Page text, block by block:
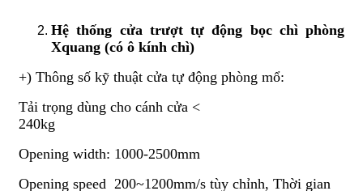
Hệ thống cửa trượt tự động bọc chì phòng
Xquang (có ô kính chì)
+) Thông số kỹ thuật cửa tự động phòng mổ:
Tải trọng dùng cho cánh cửa <
240kg
Opening width: 1000-2500mm
Opening speed 200~1200mm/s tùy chỉnh, Thời gian